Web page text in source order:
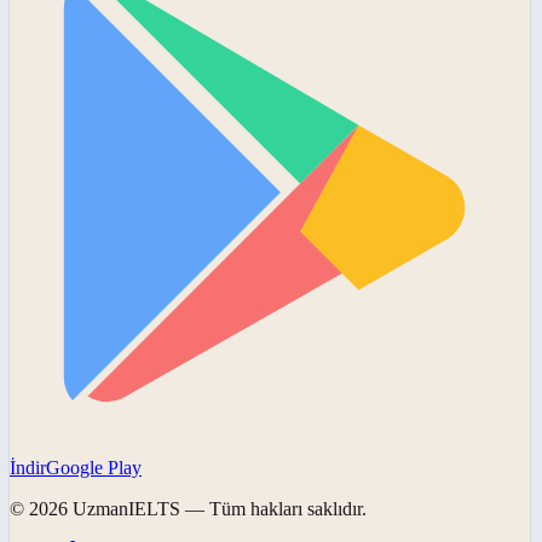
İndirGoogle Play
© 2026 UzmanIELTS — Tüm hakları saklıdır.